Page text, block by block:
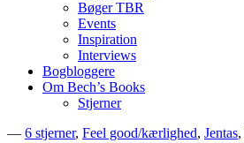
Bøger TBR
Events
Inspiration
Interviews
Bogbloggere
Om Bech’s Books
Stjerner
— 6 stjerner, Feel good/kærlighed, Jentas,